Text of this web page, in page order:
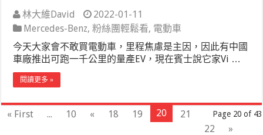
林大維David
2022-01-11
Mercedes-Benz,粉絲團輕鬆看, 電動車
今天大家會不敢買電動車，里程焦慮是主因，因此有中國
車廠推出可跑一千公里的量產EV，現在賓士說它家Vi …
閱讀更多 »
Page 20 of 43
« First ... 10 « 18 19 20
21
22
»